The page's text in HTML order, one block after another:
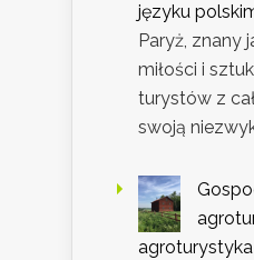
języku
Paryż, znany
miłości i
turystów z
swoją